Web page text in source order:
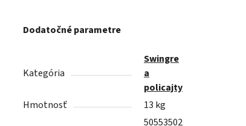
Dodatočné parametre
Kategória
Swingre
a
policajty
Hmotnosť
13 kg
50553502